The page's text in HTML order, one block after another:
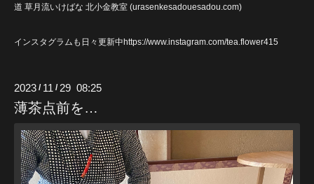
道 草月流いけばな 北小金教室 (urasenkesadouesadou.com)
インスタグラムも日々更新中https://www.instagram.com/tea.flower415
2023 / 11 / 29 08:25
薄茶点前を…